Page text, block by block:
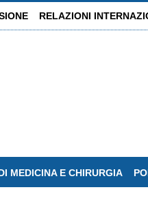
RELAZIONI
MEDICINA E CHIRURGIA